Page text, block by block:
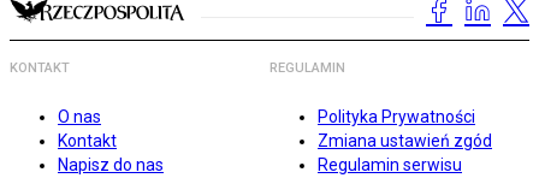
KONTAKT
O nas
Kontakt
Napisz do nas
REGULAMIN
Polityka Prywatności
Zmiana ustawień zgód
Regulamin serwisu